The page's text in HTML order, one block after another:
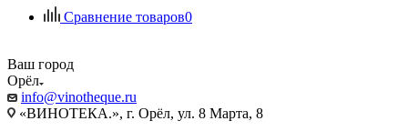
Сравнение товаров0
Ваш город
Орёл
info@vinotheque.ru
«ВИНОТЕКА.», г. Орёл, ул. 8 Марта, 8